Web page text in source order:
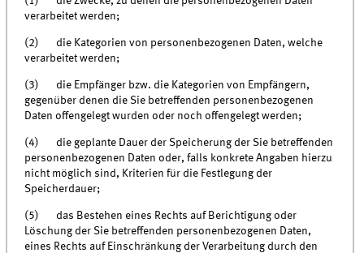
verarbeitet werden;
(2) die Kategorien von personenbezogenen Daten, welche
verarbeitet werden;
(3) die Empfänger bzw. die Kategorien von Empfängern,
gegenüber denen die Sie betreffenden personenbezogenen
Daten offengelegt wurden oder noch offengelegt werden;
(4) die geplante Dauer der Speicherung der Sie betreffenden
personenbezogenen Daten oder, falls konkrete Angaben hierzu
nicht möglich sind, Kriterien für die Festlegung der
Speicherdauer;
(5) das Bestehen eines Rechts auf Berichtigung oder
Löschung der Sie betreffenden personenbezogenen Daten,
eines Rechts auf Einschränkung der Verarbeitung durch den